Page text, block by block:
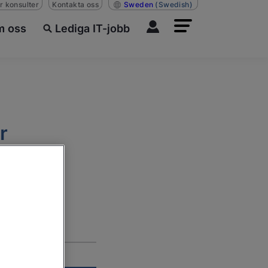
oss Lediga IT-jobb
konsulter Kontakta oss Sweden (Swedish)